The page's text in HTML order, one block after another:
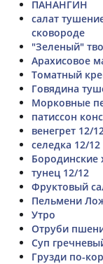
ПАНАНГИН
салат
сковороде
"Зеленый"
Арахисовое
Томатный
Говядина
Морковные
патиссон
венегрет 12/
селедка 12/12
Бородинские
тунец 12/12
Фруктовый
Пельмени
Утро
Отруби
Суп
Грузди по-